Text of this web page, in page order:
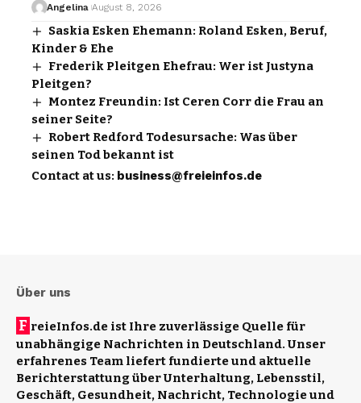
Angelina August 8, 2026
Saskia Esken Ehemann: Roland Esken, Beruf,
Kinder & Ehe
Frederik Pleitgen Ehefrau: Wer ist Justyna
Pleitgen?
Montez Freundin: Ist Ceren Corr die Frau an
seiner Seite?
Robert Redford Todesursache: Was über
seinen Tod bekannt ist
Contact at us: business@freieinfos.de
Über uns
F reieInfos.de ist Ihre zuverlässige Quelle für
unabhängige Nachrichten in Deutschland. Unser
erfahrenes Team liefert fundierte und aktuelle
Berichterstattung über Unterhaltung, Lebensstil,
Geschäft, Gesundheit, Nachricht, Technologie und